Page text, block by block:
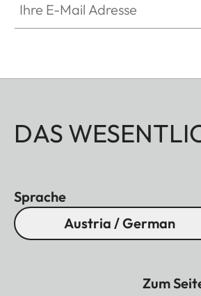
DAS
Sprache
Austria / German
Zum